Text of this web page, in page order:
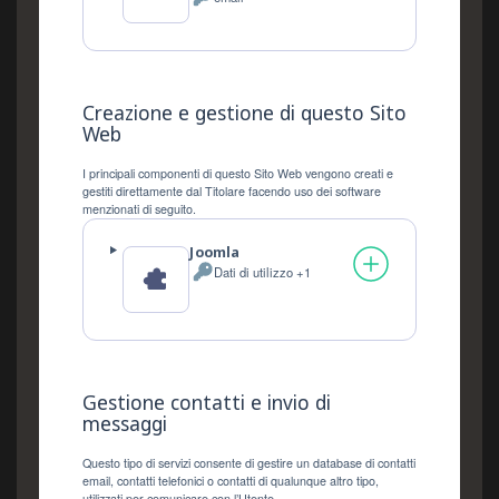
Dati
Personali
Creazione e gestione di questo Sito
Web
I principali componenti di questo Sito Web vengono creati e
gestiti direttamente dal Titolare facendo uso dei software
menzionati di seguito.
Joomla
Dati Dati di utilizzo +1
Gestione contatti e invio di
messaggi
Questo tipo di servizi consente di gestire un database di contatti
email, contatti telefonici o contatti di qualunque altro tipo,